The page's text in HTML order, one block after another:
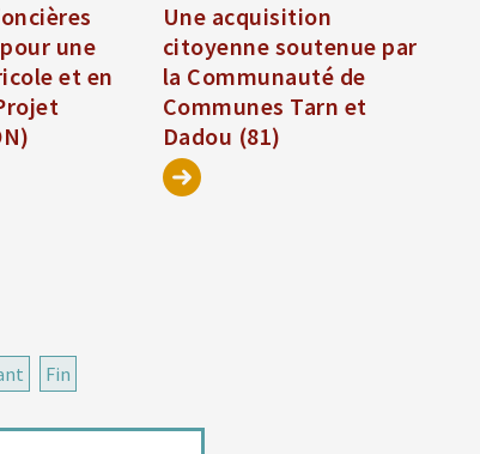
une
et en
Une acquisition
citoyenne soutenue par
la Communauté de
Communes Tarn et
Dadou (81)
Fin